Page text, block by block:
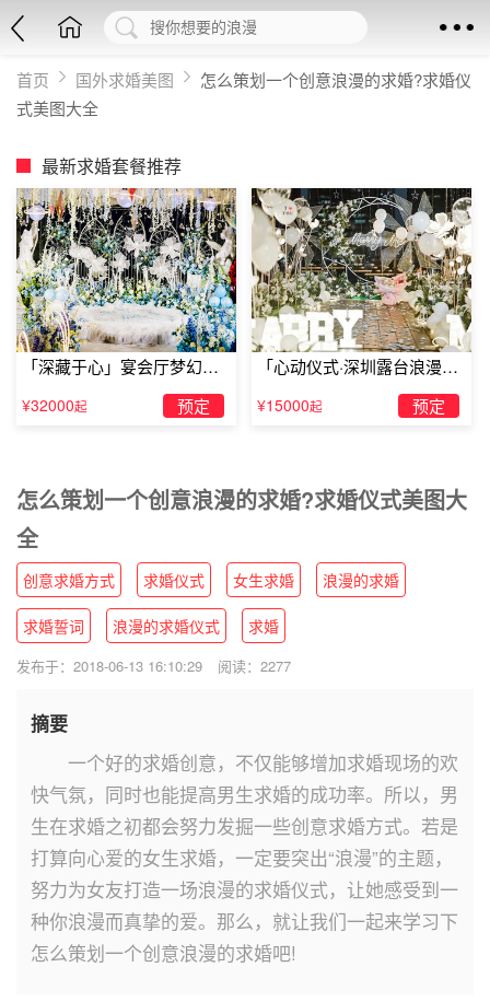
首页 国外求婚美图
怎么策划一个创意浪漫的求婚?求婚仪
式美图大全
最新求婚套餐推荐
「深藏于心」宴会厅梦幻主
题求婚仪式
¥32000起 预定
「心动仪式·深圳露台浪漫求
婚」
¥15000起 预定
怎么策划一个创意浪漫的求婚?求婚仪式美图大
全
创意求婚方式 求婚仪式 女生求婚 浪漫的求婚
求婚誓词 浪漫的求婚仪式 求婚
发布于：2018-06-13 16:10:29 阅读：2277
摘要
一个好的求婚创意，不仅能够增加求婚现场的欢
快气氛，同时也能提高男生求婚的成功率。所以，男
生在求婚之初都会努力发掘一些创意求婚方式。若是
打算向心爱的女生求婚，一定要突出“浪漫”的主题，
努力为女友打造一场浪漫的求婚仪式，让她感受到一
种你浪漫而真挚的爱。那么，就让我们一起来学习下
怎么策划一个创意浪漫的求婚吧!